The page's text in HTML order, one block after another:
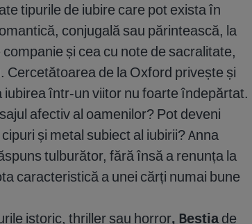
tipurile de iubire care pot exista în
conjugală sau părintească, la
și cea cu note de sacralitate,
de la Oxford privește și
într-un viitor nu foarte îndepărtat.
afectiv al oamenilor? Pot deveni
și metal subiect al iubirii? Anna
tulburător, fără însă a renunța la
caracteristică a unei cărți numai bune
istoric, thriller sau horror, Bestia de